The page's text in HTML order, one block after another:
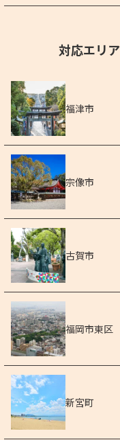
対応エリア
福津市
宗像市
古賀市
福岡市東区
新宮町